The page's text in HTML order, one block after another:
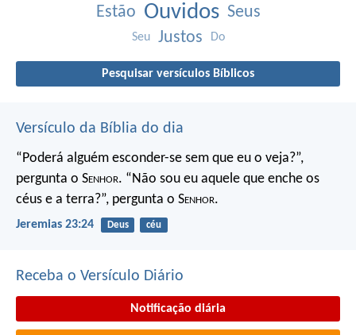
Estão Ouvidos Seus
Seu Justos Do
Pesquisar versículos Bíblicos
Versículo da Bíblia do dia
“Poderá alguém esconder-se sem que eu o veja?”,
pergunta o Senhor. “Não sou eu aquele que enche os
céus e a terra?”, pergunta o Senhor.
Jeremias 23:24 Deus céu
Receba o Versículo Diário
Notificação diária